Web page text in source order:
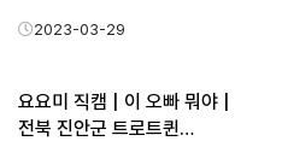
2023-03-29
요요미 직캠 | 이 오빠 뭐야 |
전북 진안군 트로트퀸…